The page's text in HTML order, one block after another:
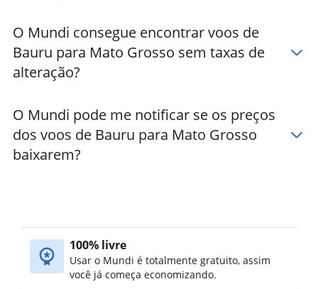
O Mundi consegue encontrar voos de
Bauru para Mato Grosso sem taxas de
alteração?
O Mundi pode me notificar se os preços
dos voos de Bauru para Mato Grosso
baixarem?
100% livre
Usar o Mundi é totalmente gratuito, assim
você já começa economizando.